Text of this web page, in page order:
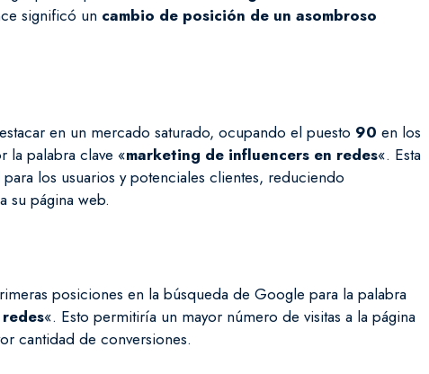
significó un cambio de posición de un asombroso
en un mercado saturado, ocupando el puesto 90 en los
la palabra clave «marketing de influencers en redes«. Esta
los usuarios y potenciales clientes, reduciendo
su página web.
posiciones en la búsqueda de Google para la palabra
«. Esto permitiría un mayor número de visitas a la página
cantidad de conversiones.